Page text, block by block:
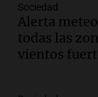
Audio.
Norte
para 10
Noticias
Sociedad
Alerta
todas las
vientos